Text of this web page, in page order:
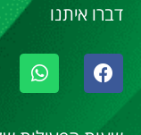
דברו איתנו